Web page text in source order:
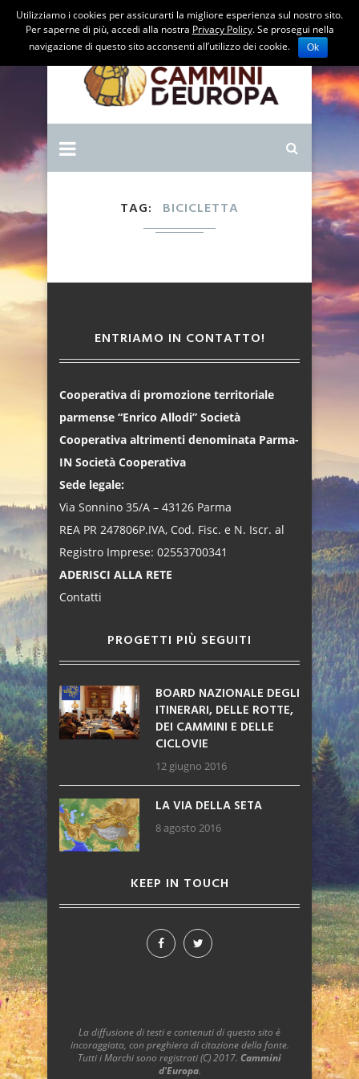
TAG BICICLETTA
ENTRIAMO IN CONTATTO!
Cooperativa di promozione territoriale
parmense “Enrico Allodi” Società
Cooperativa altrimenti denominata Parma-
IN Società Cooperativa
Sede legale:
Via Sonnino 35/A – 43126 Parma
REA PR 247806P.IVA, Cod. Fisc. e N. Iscr. al
Registro Imprese: 02553700341
ADERISCI ALLA RETE
Contatti
PROGETTI PIÙ SEGUITI
BOARD NAZIONALE DEGLI
ITINERARI, DELLE ROTTE,
DEI CAMMINI E DELLE
CICLOVIE
12 giugno 2016
LA VIA DELLA SETA
8 agosto 2016
KEEP IN TOUCH
La diffusione di testi e contenuti di questo sito è
incoraggiata, con preghiera di citazione della fonte.
Tutti i Marchi sono registrati (C) 2017. Cammini
d'Europa.
Utilizziamo i cookies per assicurarti la migliore esperienza sul nostro sito.
Per saperne di più, accedi alla nostra Privacy Policy. Se prosegui nella
navigazione di questo sito acconsenti all’utilizzo dei cookie.
Ok